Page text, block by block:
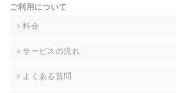
により、ご希望に添えない場合があります
グなどの個人情報以外の情報については、
株式会社div 個人情報問合せ窓口
ご利用について
料金
サービスの流れ
よくある質問